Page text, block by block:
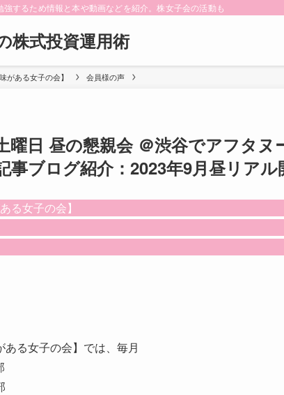
強するため情報と本や動画などを紹介。株女子会の活動も
株式投資運用術
がある女子の会】 会員様の声
曜日 昼の懇親会 ＠渋谷でアフタ
事ブログ紹介：2023年9月昼リアル
る女子の会】
ある女子の会】では、毎月